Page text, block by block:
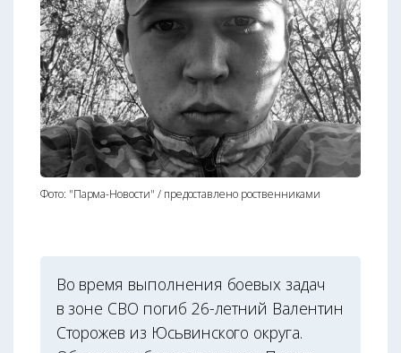
Фото: "Парма-Новости" / предоставлено роственниками
Во время выполнения боевых задач
в зоне СВО погиб 26-летний Валентин
Сторожев из Юсьвинского округа.